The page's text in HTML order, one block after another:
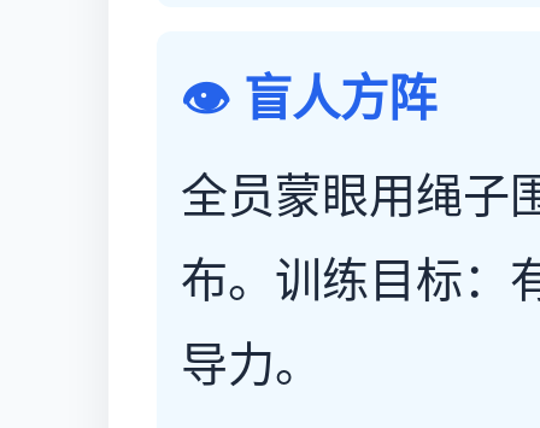
👁️ 盲人方阵
全员蒙眼用绳子
布。训练目标：
导力。